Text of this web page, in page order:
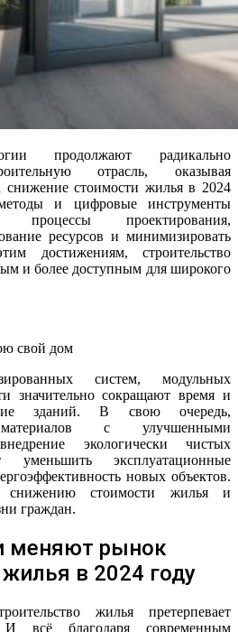
отрасль, оказывая
снижение стоимости жилья в 2024
и цифровые инструменты
процессы проектирования,
ресурсов и минимизировать
достижениям, строительство
и более доступным для широкого
свой дом
систем, модульных
значительно сокращают время и
зданий. В свою очередь,
с улучшенными
экологически чистых
уменьшить эксплуатационные
новых объектов.
снижению стоимости жилья и
граждан.
меняют рынок
в 2024 году
жилья претерпевает
И всё благодаря современным